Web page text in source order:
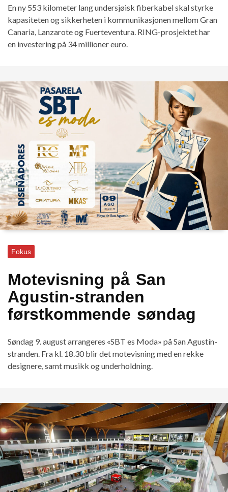
En ny 553 kilometer lang undersjøisk fiberkabel skal styrke
kapasiteten og sikkerheten i kommunikasjonen mellom Gran
Canaria, Lanzarote og Fuerteventura. RING-prosjektet har
en investering på 34 millioner euro.
Fokus
Motevisning på San
Agustin-stranden
førstkommende søndag
Søndag 9. august arrangeres «SBT es Moda» på San Agustín-
stranden. Fra kl. 18.30 blir det motevisning med en rekke
designere, samt musikk og underholdning.